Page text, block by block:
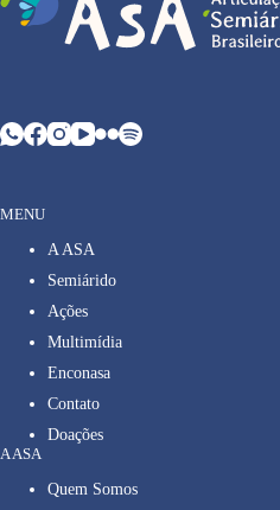
MENU
A ASA
Semiárido
Ações
Multimídia
Enconasa
Contato
Doações
A ASA
Quem Somos